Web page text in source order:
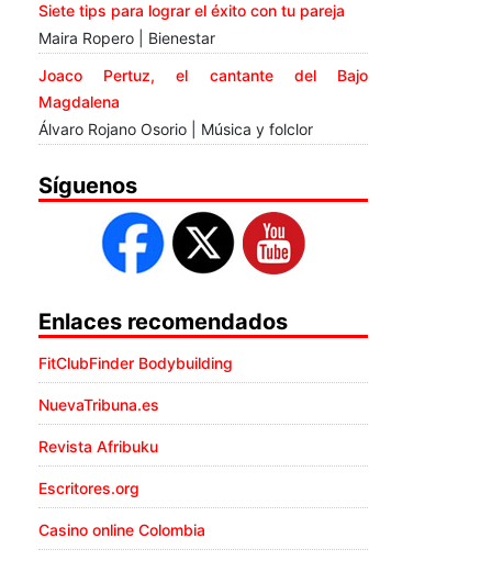
Siete tips para lograr el éxito con tu pareja
Maira Ropero | Bienestar
Joaco Pertuz, el cantante del Bajo
Magdalena
Álvaro Rojano Osorio | Música y folclor
Síguenos
Enlaces recomendados
FitClubFinder Bodybuilding
NuevaTribuna.es
Revista Afribuku
Escritores.org
Casino online Colombia